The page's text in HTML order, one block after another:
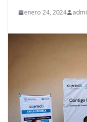
enero 24, 2024